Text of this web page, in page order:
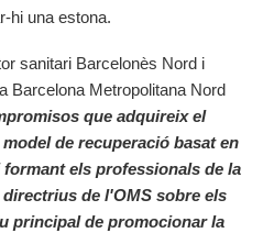
hi una estona.
sanitari Barcelonès Nord i
Barcelona Metropolitana Nord
que adquireix el
de recuperació basat en
els professionals de la
de l'OMS sobre els
principal de promocionar la